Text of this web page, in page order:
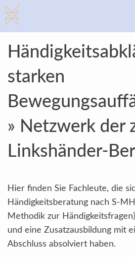
Zum
Inhalt
springen
starken
» Netzwerk der
Linkshänder-
Hier finden Sie Fachleute, die
Händigkeitsberatung nach S-
Methodik zur
und eine Zusatzausbildung mit
Abschluss absolviert haben.